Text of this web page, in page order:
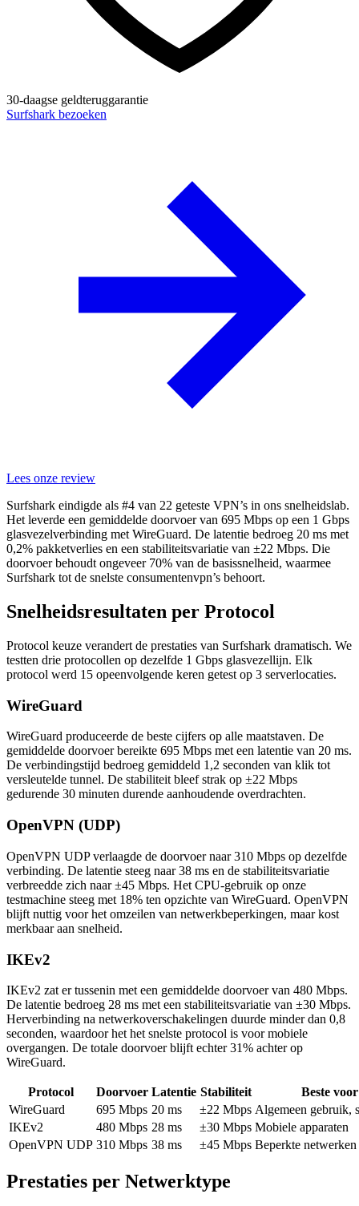
30-daagse geldteruggarantie
Surfshark bezoeken
Lees onze review
Surfshark eindigde als #4 van 22 geteste VPN’s in ons snelheidslab.
Het leverde een gemiddelde doorvoer van 695 Mbps op een 1 Gbps
glasvezelverbinding met WireGuard. De latentie bedroeg 20 ms met
0,2% pakketverlies en een stabiliteitsvariatie van ±22 Mbps. Die
doorvoer behoudt ongeveer 70% van de basissnelheid, waarmee
Surfshark tot de snelste consumentenvpn’s behoort.
Snelheidsresultaten per Protocol
Protocol keuze verandert de prestaties van Surfshark dramatisch. We
testten drie protocollen op dezelfde 1 Gbps glasvezellijn. Elk
protocol werd 15 opeenvolgende keren getest op 3 serverlocaties.
WireGuard
WireGuard produceerde de beste cijfers op alle maatstaven. De
gemiddelde doorvoer bereikte 695 Mbps met een latentie van 20 ms.
De verbindingstijd bedroeg gemiddeld 1,2 seconden van klik tot
versleutelde tunnel. De stabiliteit bleef strak op ±22 Mbps
gedurende 30 minuten durende aanhoudende overdrachten.
OpenVPN (UDP)
OpenVPN UDP verlaagde de doorvoer naar 310 Mbps op dezelfde
verbinding. De latentie steeg naar 38 ms en de stabiliteitsvariatie
verbreedde zich naar ±45 Mbps. Het CPU-gebruik op onze
testmachine steeg met 18% ten opzichte van WireGuard. OpenVPN
blijft nuttig voor het omzeilen van netwerkbeperkingen, maar kost
merkbaar aan snelheid.
IKEv2
IKEv2 zat er tussenin met een gemiddelde doorvoer van 480 Mbps.
De latentie bedroeg 28 ms met een stabiliteitsvariatie van ±30 Mbps.
Herverbinding na netwerkoverschakelingen duurde minder dan 0,8
seconden, waardoor het het snelste protocol is voor mobiele
overgangen. De totale doorvoer blijft echter 31% achter op
WireGuard.
Protocol Doorvoer Latentie Stabiliteit
Beste voor
WireGuard
695 Mbps 20 ms ±22 Mbps Algemeen gebruik,
IKEv2
480 Mbps 28 ms ±30 Mbps Mobiele apparaten
OpenVPN UDP 310 Mbps 38 ms ±45 Mbps Beperkte netwerken
Prestaties per Netwerktype